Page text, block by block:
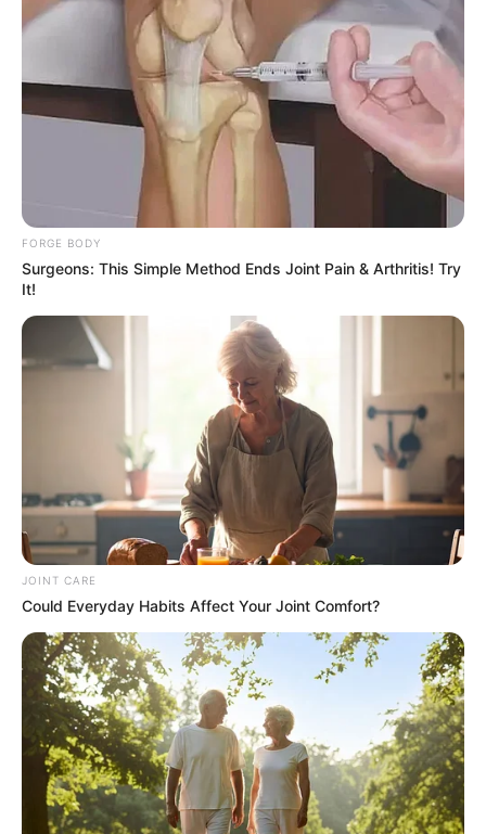
Japan's Oldest Doctors Say Memory Loss Isn't
Age: Just Stop Eating These 3 Foods
Men Over 40 Are Instantly Ditching Prescription
Pills For These 4x Stronger Pills
If You Owe $20,000 Across 4 Credit Cards, Stop
Sending 4 Separate Checks
JG WENTWORTH
FORGE BODY
Surgeons: This Simple Method Ends Joint Pain & Arthritis! Try
It!
JOINT CARE
Could Everyday Habits Affect Your Joint Comfort?